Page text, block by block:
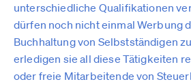
unterschiedliche Qualifikationen
dürfen noch nicht einmal Werbung
Buchhaltung von Selbstständigen
erledigen sie all diese Tätigkeiten
oder freie Mitarbeitende von